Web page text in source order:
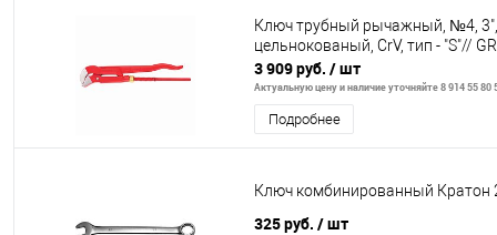
Ключ трубный рычажный, №4, 3",
цельнокованый, CrV, тип - "S"//
3 909 руб. / шт
Актуальную цену и наличие уточняйте 8 914 55 80
Подробнее
Ключ комбинированный Кратон
325 руб. / шт